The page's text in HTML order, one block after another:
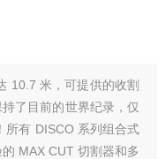
10.7 米，可提供的收割
了目前的世界纪录，仅
所有 DISCO 系列组合式
MAX CUT 切割器和多